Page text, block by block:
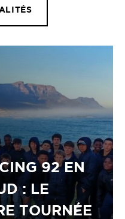
92 EN
: LE
TOURNÉE